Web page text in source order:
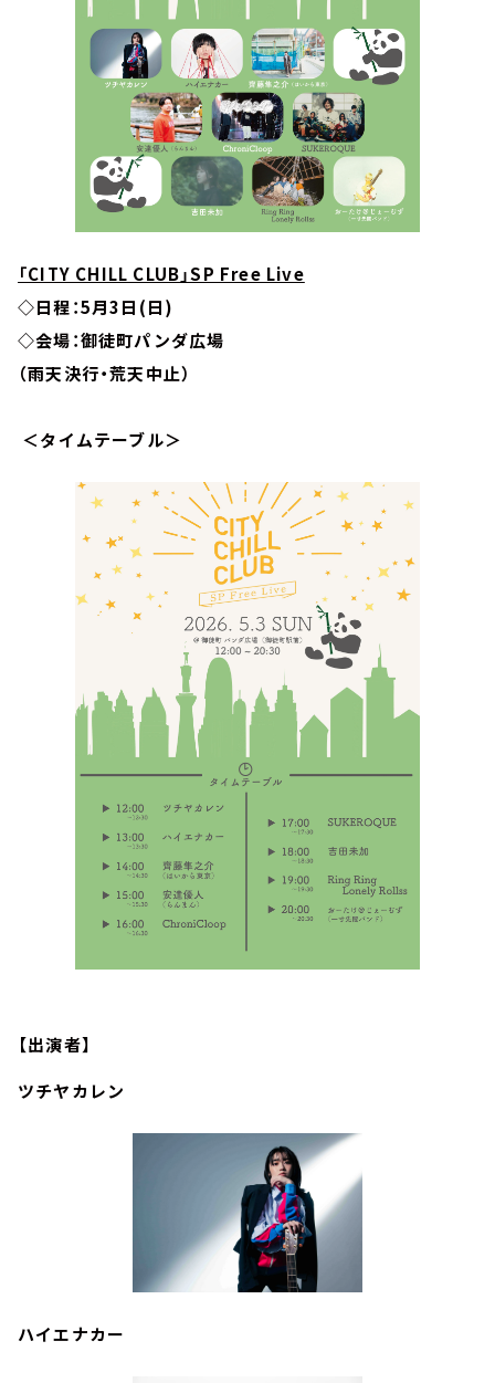
「CITY CHILL CLUB」SP Free Live
◇日程：5月3日(日)
◇会場：御徒町パンダ広場
（雨天決行・荒天中止）
＜タイムテーブル＞
【出演者】
ツチヤカレン
ハイエナカー